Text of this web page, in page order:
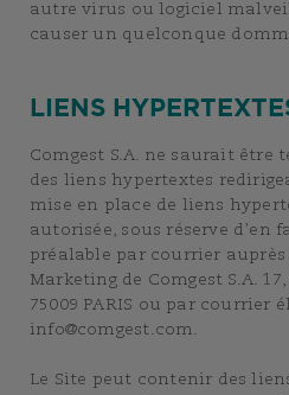
autre virus ou logiciel
causer un quelconque
LIENS
Comgest S.A. ne saurait être
des liens hypertextes
mise en place de liens
autorisée, sous réserve d’en
préalable par courrier
Marketing de Comgest S.A.
75009 PARIS ou par courrier
info@comgest.com.
Le Site peut contenir des